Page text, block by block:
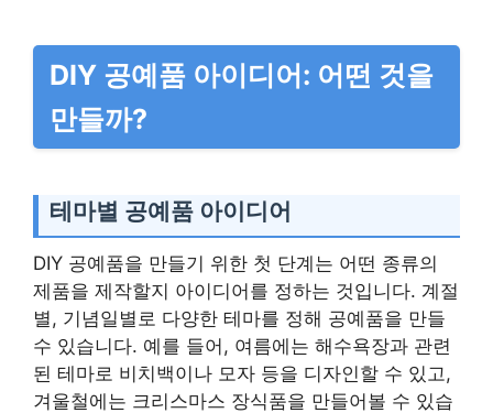
DIY 공예품 아이디어: 어떤 것을
만들까?
테마별 공예품 아이디어
DIY 공예품을 만들기 위한 첫 단계는 어떤 종류의
제품을 제작할지 아이디어를 정하는 것입니다. 계절
별, 기념일별로 다양한 테마를 정해 공예품을 만들
수 있습니다. 예를 들어, 여름에는 해수욕장과 관련
된 테마로 비치백이나 모자 등을 디자인할 수 있고,
겨울철에는 크리스마스 장식품을 만들어볼 수 있습